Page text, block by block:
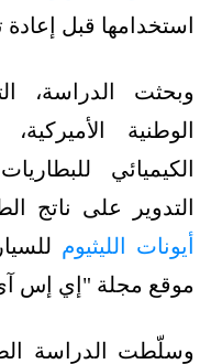
استخدامها قبل إعادة
وبحثت الدراسة،
الوطنية
الكيميائي
التدوير على ناتج
أيونات الليثيوم
موقع مجلة "إي إس
وسلّطت الدراسة